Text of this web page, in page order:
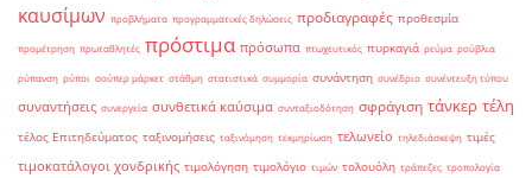
καυσίμων προβλήματα προγραμματικές δηλώσεις προδιαγραφές προθεσμία
προμέτρηση πρωταθλητές πρόστιμα πρόσωπα πτωχευτικός πυρκαγιά ρεύμα ρούβλια
ρύπανση ρύποι σούπερ μάρκετ στάθμη στατιστικά συμμορία συνάντηση συνέδριο συνέντευξη τύπου
συναντήσεις συνεργεία συνθετικά καύσιμα συνταξιοδότηση σφράγιση τάνκερ τέλη
τέλος Επιτηδεύματος ταξινομήσεις ταξινόμηση τεκμηρίωση τελωνείο τηλεδιάσκεψη τιμές
τιμοκατάλογοι χονδρικής τιμολόγηση τιμολόγιο τιμών τολουόλη τράπεζες τροπολογία